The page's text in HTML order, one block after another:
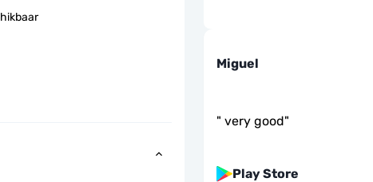
Miguel
" very good"
Play Store